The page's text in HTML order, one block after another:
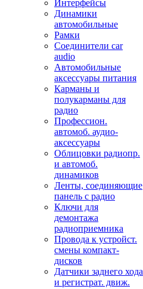
Интерфейсы
Динамики
автомобильные
Рамки
Соединители car
audio
Автомобильные
аксессуары питания
Карманы и
полукарманы для
радио
Профессион.
автомоб. аудио-
аксессуары
Облицовки радиопр.
и автомоб.
динамиков
Ленты, соединяющие
панель с радио
Ключи для
демонтажа
радиоприемника
Провода к устройст.
смены компакт-
дисков
Датчики заднего хода
и регистрат. движ.